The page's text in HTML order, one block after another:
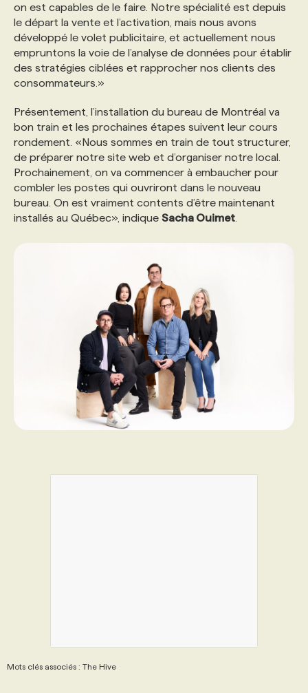
on est capables de le faire. Notre spécialité est depuis
le départ la vente et l’activation, mais nous avons
développé le volet publicitaire, et actuellement nous
empruntons la voie de l’analyse de données pour établir
des stratégies ciblées et rapprocher nos clients des
consommateurs.»
Présentement, l’installation du bureau de Montréal va
bon train et les prochaines étapes suivent leur cours
rondement. «Nous sommes en train de tout structurer,
de préparer notre site web et d’organiser notre local.
Prochainement, on va commencer à embaucher pour
combler les postes qui ouvriront dans le nouveau
bureau. On est vraiment contents d’être maintenant
installés au Québec», indique Sacha Ouimet
Mots clés associés : The Hive